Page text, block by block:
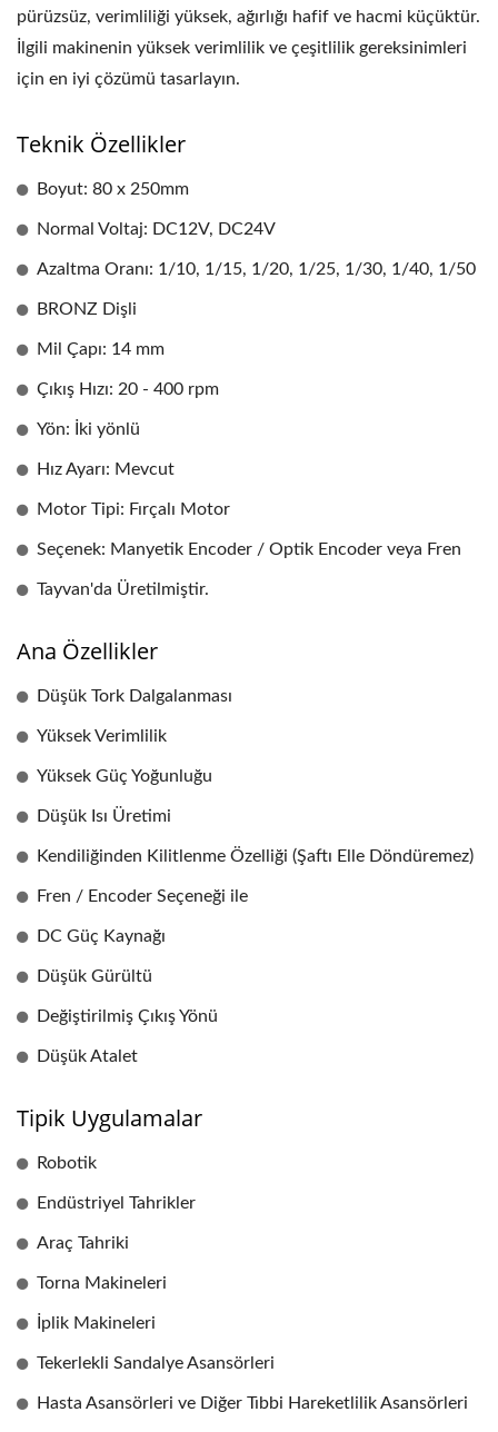
pürüzsüz, verimliliği yüksek, ağırlığı hafif ve hacmi küçüktür.
İlgili makinenin yüksek verimlilik ve çeşitlilik gereksinimleri
için en iyi çözümü tasarlayın.
Teknik Özellikler
Boyut: 80 x 250mm
Normal Voltaj: DC12V, DC24V
Azaltma Oranı: 1/10, 1/15, 1/20, 1/25, 1/30, 1/40, 1/50
BRONZ Dişli
Mil Çapı: 14 mm
Çıkış Hızı: 20 - 400 rpm
Yön: İki yönlü
Hız Ayarı: Mevcut
Motor Tipi: Fırçalı Motor
Seçenek: Manyetik Encoder / Optik Encoder veya Fren
Tayvan'da Üretilmiştir.
Ana Özellikler
Düşük Tork Dalgalanması
Yüksek Verimlilik
Yüksek Güç Yoğunluğu
Düşük Isı Üretimi
Kendiliğinden Kilitlenme Özelliği (Şaftı Elle Döndüremez)
Fren / Encoder Seçeneği ile
DC Güç Kaynağı
Düşük Gürültü
Değiştirilmiş Çıkış Yönü
Düşük Atalet
Tipik Uygulamalar
Robotik
Endüstriyel Tahrikler
Araç Tahriki
Torna Makineleri
İplik Makineleri
Tekerlekli Sandalye Asansörleri
Hasta Asansörleri ve Diğer Tıbbi Hareketlilik Asansörleri